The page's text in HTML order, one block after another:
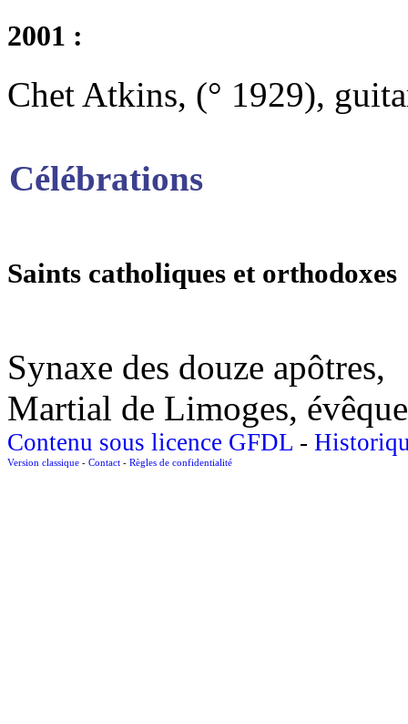
2001 :
Chet Atkins, (° 1929),
Célébrations
Saints catholiques et orthodoxes
Synaxe des douze apôtres,
Martial de Limoges,
Contenu sous licence GFDL -
Version classique - Contact - Règles de confidentialité